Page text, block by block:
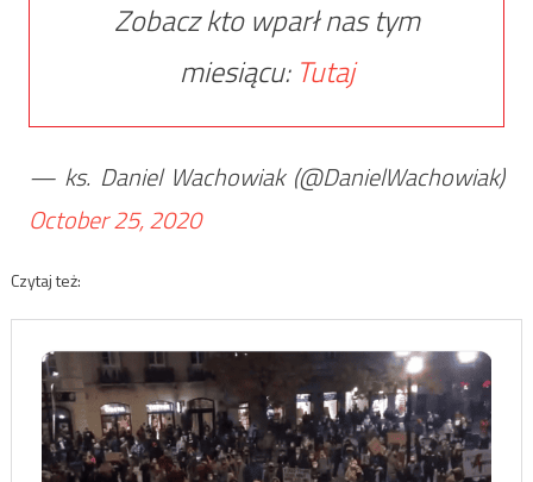
Zobacz kto wparł nas tym
miesiącu: Tutaj
— ks. Daniel Wachowiak (@DanielWachowiak)
October 25, 2020
Czytaj też: